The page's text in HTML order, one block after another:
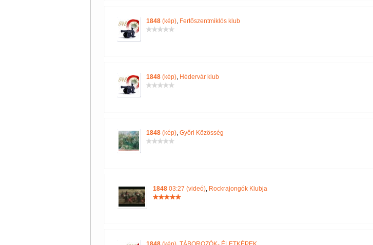
1848(kép), Fertőszentmiklós klub
1848(kép), Hédervár klub
1848(kép), Győri Közösség
184803:27 (videó), Rockrajongók Klubja